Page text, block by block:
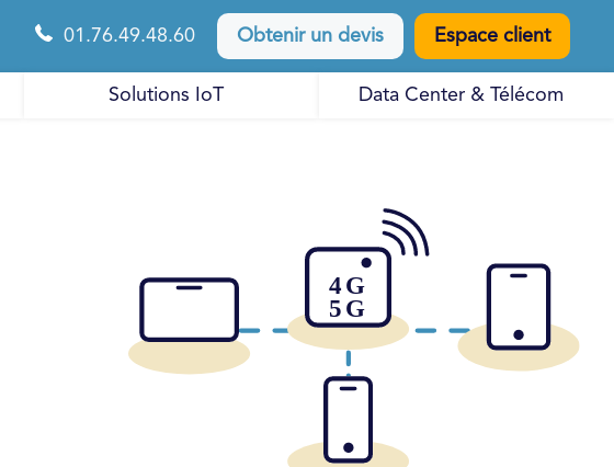
01.76.49.48.60 Obtenir un devis Espace client
Solutions IoT Data Center & Télécom